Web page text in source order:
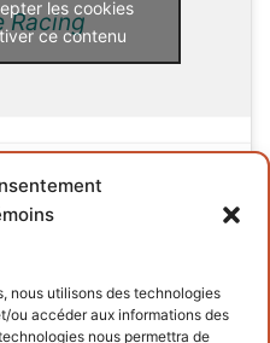
nous utilisons des technologies
ou accéder aux informations des
nous permettra de
Racingles cookies
ce contenu